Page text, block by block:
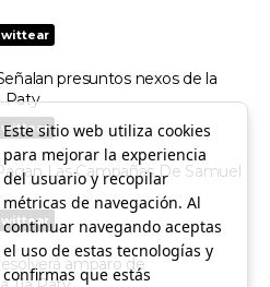
presuntos nexos de la
Paty
Las Campañas De Samuel
amparo de
Este sitio web utiliza cookies
para mejorar la experiencia
del usuario y recopilar
métricas de navegación. Al
continuar navegando aceptas
el uso de estas tecnologías y
confirmas que estás